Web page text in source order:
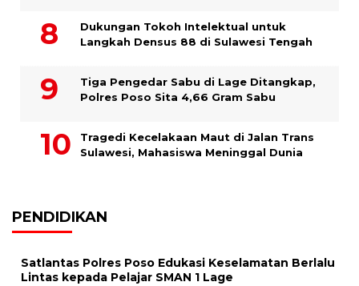
Dukungan Tokoh Intelektual untuk
Langkah Densus 88 di Sulawesi Tengah
Tiga Pengedar Sabu di Lage Ditangkap,
Polres Poso Sita 4,66 Gram Sabu
Tragedi Kecelakaan Maut di Jalan Trans
Sulawesi, Mahasiswa Meninggal Dunia
PENDIDIKAN
Satlantas Polres Poso Edukasi Keselamatan Berlalu
Lintas kepada Pelajar SMAN 1 Lage